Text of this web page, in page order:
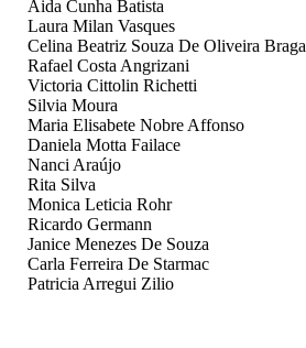
Aida Cunha Batista
Laura Milan Vasques
Celina Beatriz Souza De Oliveira Braga
Rafael Costa Angrizani
Victoria Cittolin Richetti
Silvia Moura
Maria Elisabete Nobre Affonso
Daniela Motta Failace
Nanci Araújo
Rita Silva
Monica Leticia Rohr
Ricardo Germann
Janice Menezes De Souza
Carla Ferreira De Starmac
Patricia Arregui Zilio